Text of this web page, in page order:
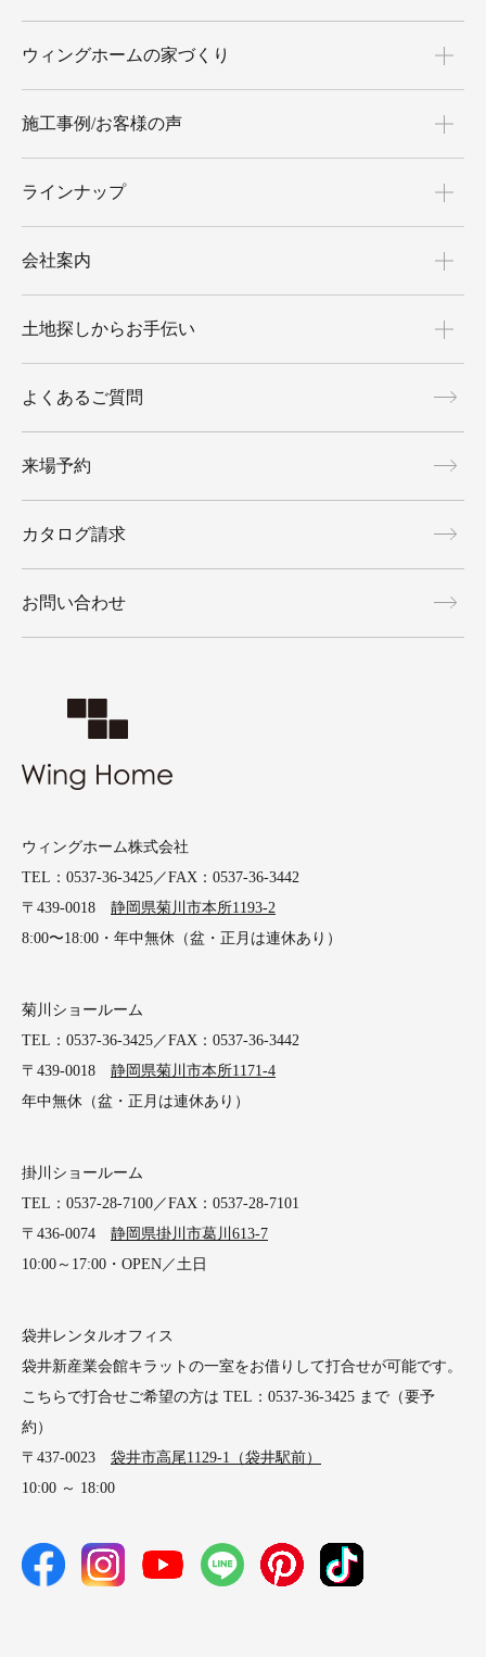
ウィングホーム株式会社
TEL：0537-36-3425／FAX：0537-36-3442
〒439-0018 静岡県菊川市本所1193-2
8:00〜18:00・年中無休（盆・正月は連休あり）
菊川ショールーム
TEL：0537-36-3425／FAX：0537-36-3442
〒439-0018 静岡県菊川市本所1171-4
年中無休（盆・正月は連休あり）
掛川ショールーム
TEL：0537-28-7100／FAX：0537-28-7101
〒436-0074 静岡県掛川市葛川613-7
10:00～17:00・OPEN／土日
袋井レンタルオフィス
袋井新産業会館キラットの一室をお借りして打合せが可能です。
こちらで打合せご希望の方は TEL：0537-36-3425 まで（要予
約）
〒437-0023 袋井市高尾1129-1（袋井駅前）
10:00 ～ 18:00
ウィングホームの家づくり
施工事例/お客様の声
ラインナップ
会社案内
土地探しからお手伝い
よくあるご質問
来場予約
カタログ請求
お問い合わせ